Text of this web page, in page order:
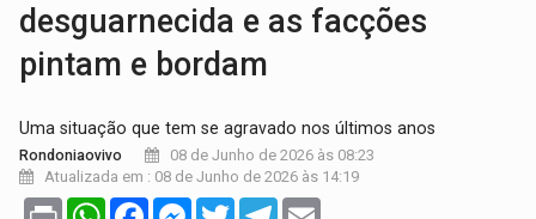
desguarnecida e as facções
pintam e bordam
Uma situação que tem se agravado nos últimos anos
Rondoniaovivo
08 de Junho de 2026 às 08:23
Atualizada em : 08 de Junho de 2026 às 14:19
Print WhatsAppFacebookMessenger
TwitterTelegram